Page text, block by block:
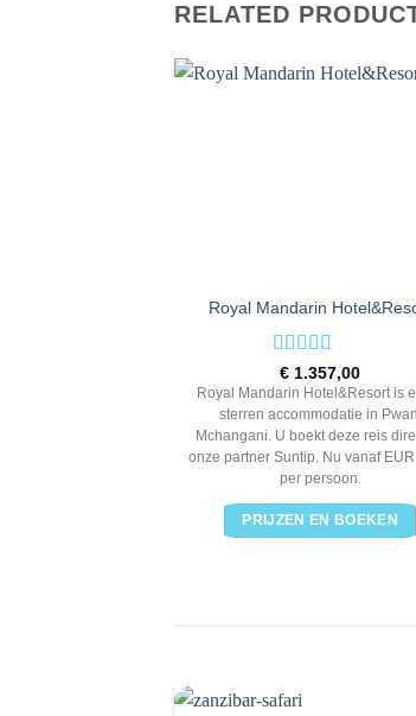
RELATED
Royal Mandarin
Rated5out
of 5
€ 1.357,00
Royal Mandarin Hotel&Resort is
sterren accommodatie in
Mchangani. U boekt deze reis
onze partner Suntip. Nu vanaf
per persoon.
PRIJZEN EN BOEKEN